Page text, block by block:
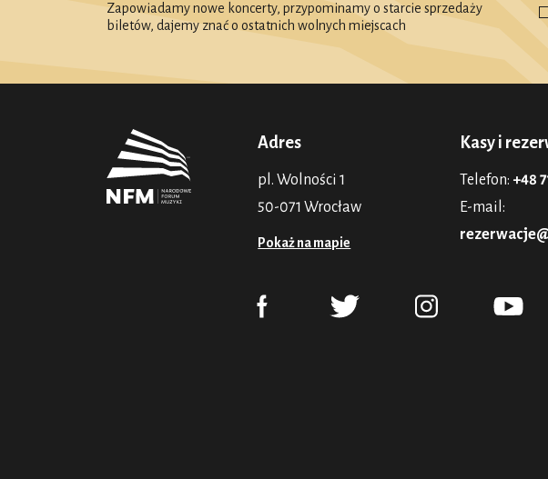
Zapowiadamy nowe koncerty, przypominamy o starcie sprzedaży
biletów, dajemy znać o ostatnich wolnych miejscach
Adres
pl. Wolności 1
50-071 Wrocław
Pokaż na mapie
Kasy i
Telefon: +48
E-mail: